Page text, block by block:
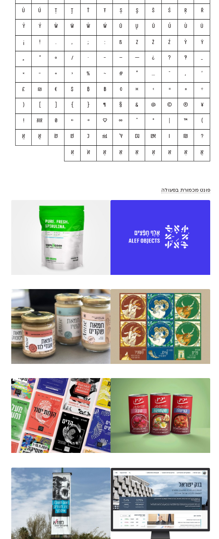
Ř
Ŗ
Ś
Š
Ş
Ș
Ŧ
Ť
Ţ
Ț
Ú
Û
Ü
Ù
Ű
Ū
Ų
Ů
Ẃ
Ŵ
Ẅ
Ẁ
Ý
Ŷ
Ÿ
Ỳ
Ź
Ž
Ż
ß
:
;
,
.
!
¡
_
‽
?
¿
—
–
-
·
/
•
"
„
’
‚ ־ …
*
#
~
%
<
+
−
×
÷
±
=
>
¤
¢
฿
₿
$
€
₪
£
¥
®
©
@
&
§
¶
{
}
(
)
™
°
^
∞
♥
→
←
0 אאא !
?
₪
| אש וגם אל בע״מ כּ שׁ שׂ אֳ אֱ
אֲ אְ אִ אֶ אֵ אַ אָ אֹ אֻ
פונט מכמורת בפעולה